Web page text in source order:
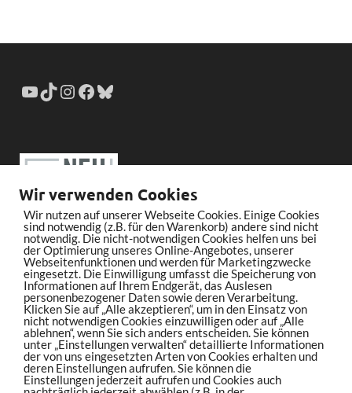
Wir verwenden Cookies
Wir nutzen auf unserer Webseite Cookies. Einige Cookies
sind notwendig (z.B. für den Warenkorb) andere sind nicht
notwendig. Die nicht-notwendigen Cookies helfen uns bei
der Optimierung unseres Online-Angebotes, unserer
Webseitenfunktionen und werden für Marketingzwecke
eingesetzt. Die Einwilligung umfasst die Speicherung von
Informationen auf Ihrem Endgerät, das Auslesen
personenbezogener Daten sowie deren Verarbeitung.
Klicken Sie auf „Alle akzeptieren“, um in den Einsatz von
nicht notwendigen Cookies einzuwilligen oder auf „Alle
ablehnen“, wenn Sie sich anders entscheiden. Sie können
unter „Einstellungen verwalten“ detaillierte Informationen
der von uns eingesetzten Arten von Cookies erhalten und
deren Einstellungen aufrufen. Sie können die
Einstellungen jederzeit aufrufen und Cookies auch